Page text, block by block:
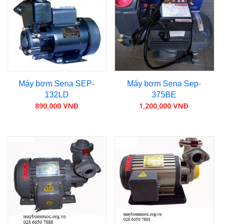
Máy bơm Sena SEP-
132LD
890,000 VNĐ
Máy bơm Sena Sep-
375BE
1,200,000 VNĐ